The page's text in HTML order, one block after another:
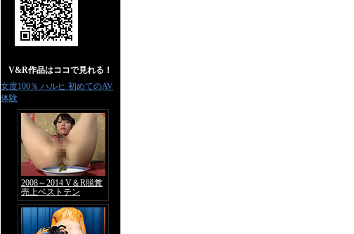
V&R作品はココで見れる！
女度100％ ハルヒ 初めてのAV
体験